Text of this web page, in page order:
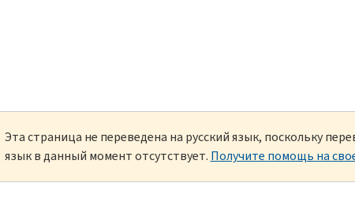
Эта страница не переведена на русский язык, поскольку
язык в данный момент отсутствует. Получите помощь на